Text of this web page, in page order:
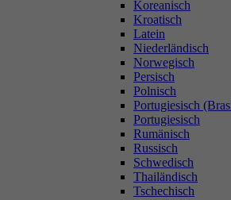
Koreanisch
Kroatisch
Latein
Niederländisch
Norwegisch
Persisch
Polnisch
Portugiesisch
Portugiesisch
Rumänisch
Russisch
Schwedisch
Thailändisch
Tschechisch